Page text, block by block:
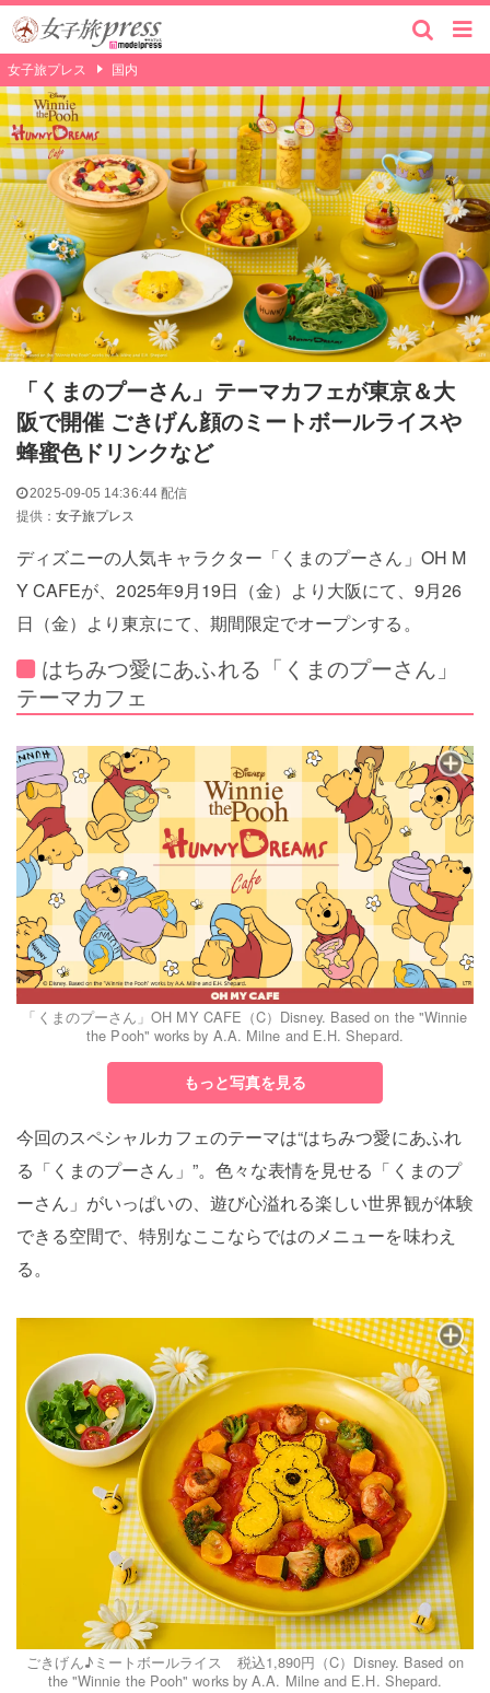
女子旅プレス 国内
「くまのプーさん」テーマカフェが東京＆大
阪で開催 ごきげん顔のミートボールライスや
蜂蜜色ドリンクなど
2025-09-05 14:36:44 配信
提供：女子旅プレス
ディズニーの人気キャラクター「くまのプーさん」OH M
Y CAFEが、2025年9月19日（金）より大阪にて、9月26
日（金）より東京にて、期間限定でオープンする。
はちみつ愛にあふれる「くまのプーさん」
テーマカフェ
「くまのプーさん」OH MY CAFE（C）Disney. Based on the "Winnie
the Pooh" works by A.A. Milne and E.H. Shepard.
もっと写真を見る
今回のスペシャルカフェのテーマは“はちみつ愛にあふれ
る「くまのプーさん」”。色々な表情を見せる「くまのプ
ーさん」がいっぱいの、遊び心溢れる楽しい世界観が体験
できる空間で、特別なここならではのメニューを味わえ
る。
ごきげん♪ミートボールライス 税込1,890円（C）Disney. Based on
the "Winnie the Pooh" works by A.A. Milne and E.H. Shepard.